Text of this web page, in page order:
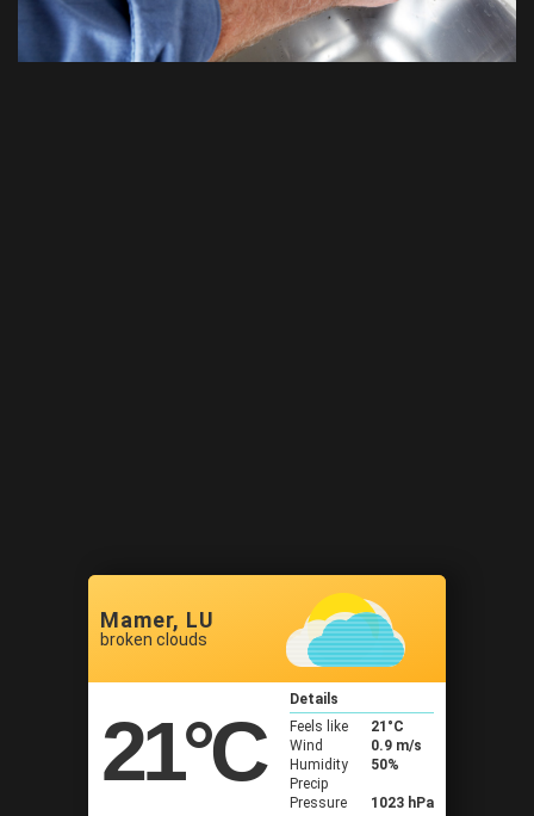
Mamer, LU
broken clouds
21°C
Details
Feels like
21 °C
Wind
0.9 m/s
Humidity
50%
Precip
Pressure
1023 hPa